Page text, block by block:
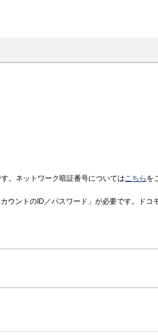
。ネットワーク暗証番号についてはこちら を
ウントのID／パスワード」が必要です。ドコ